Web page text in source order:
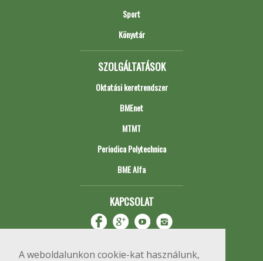
A weboldalunkon cookie-kat használunk,
Sport
Könyvtár
SZOLGÁLTATÁSOK
Oktatási keretrendszer
BMEnet
MTMT
Periodica Polytechnica
BME Alfa
KAPCSOLAT